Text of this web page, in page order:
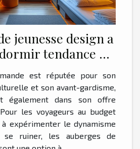
jeunesse design a
tendance et
pas cherest réputée pour son
et son avant-gardisme,
également dans son offre
les voyageurs au budget
expérimenter le dynamisme
ruiner, les auberges de